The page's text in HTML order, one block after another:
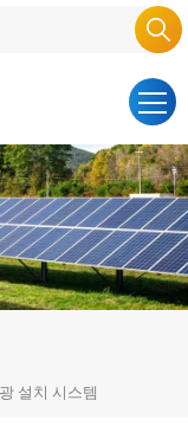
설치 시스템